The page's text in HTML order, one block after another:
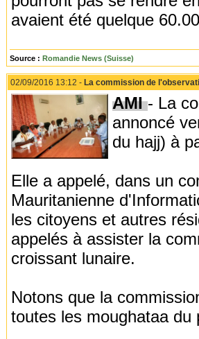
avaient été quelque
Source : Romandie News (Suisse)
02/09/2016 13:12 - La commission de
AMI- La
annoncé
du hajj) à
Elle a appelé, dans un
Mauritanienne
les citoyens et autres
appelés à assister la
croissant lunaire.
Notons que la
toutes les moughataa du